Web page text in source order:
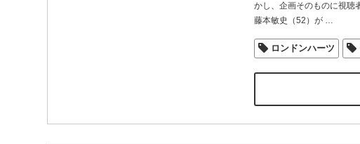
かし、企画そのものに視聴
藤本敏史（52）が…
ロンドンハーツ